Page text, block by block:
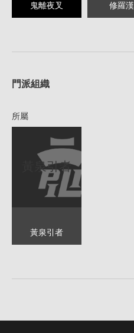
鬼離夜叉 修羅漢
門派組織
所屬
黃泉引者
黃泉引者